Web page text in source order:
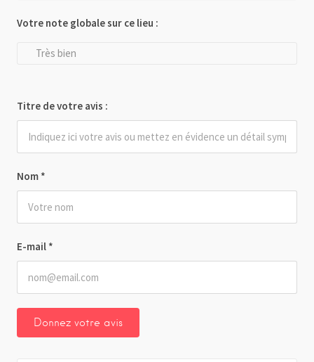
Nom *
E-mail *
Votre note globale sur ce lieu :
Très bien
Titre de votre avis :